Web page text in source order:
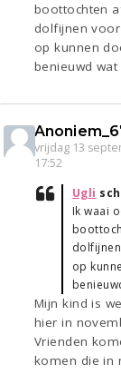
boottochten
dolfijnen
op kunnen
benieuwd
vrijdag 13
17:52
Ugli
Ik waai
op
Mijn kind is
hier in
Vrienden
komen die in